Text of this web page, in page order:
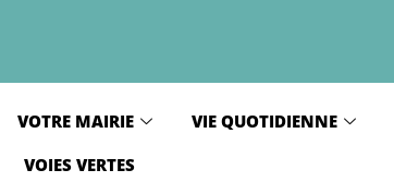
VOTRE MAIRIE VIE QUOTIDIENNE
VOIES VERTES